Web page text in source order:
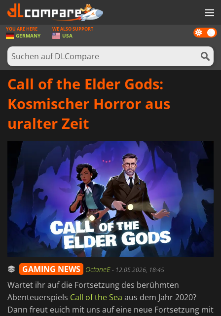
SPIELE
SPIEL KARTEN
SOFTWARE
ANMELDEN ODER REGISTRIEREN
Dark
mode
YOU ARE HERE
GERMANY
WE ALSO SUPPORT
USA
Call of the Elder Gods:
Kosmischer Horror aus
uralter Zeit
GAMING NEWS OctaneE- 12.05.2026, 18:45
Wartet ihr auf die Fortsetzung des berühmten
Abenteuerspiels Call of the Sea aus dem Jahr 2020?
Dann freut euich mit uns auf eine neue Fortsetzung mit